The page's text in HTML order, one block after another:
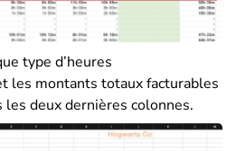
type d’heures
les montants totaux facturables
les deux dernières colonnes.